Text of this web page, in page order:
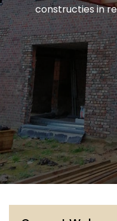
constructies in